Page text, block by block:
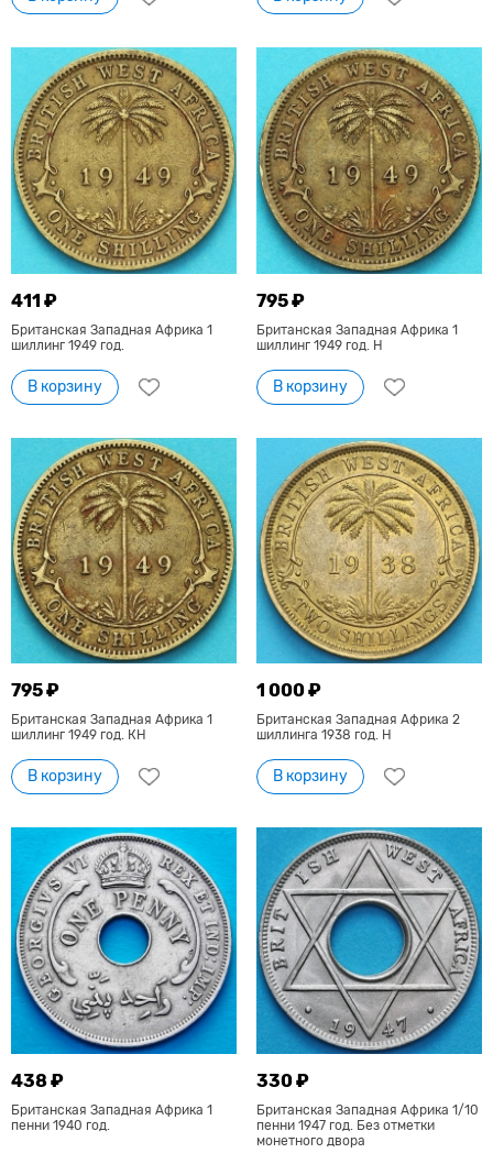
411 ₽
Британская Западная Африка 1
шиллинг 1949 год.
В корзину
795 ₽
Британская Западная Африка 1
шиллинг 1949 год. Н
В корзину
795 ₽
Британская Западная Африка 1
шиллинг 1949 год. КН
В корзину
1 000 ₽
Британская Западная Африка 2
шиллинга 1938 год. Н
В корзину
438 ₽
Британская Западная Африка 1
пенни 1940 год.
330 ₽
Британская Западная Африка 1/10
пенни 1947 год. Без отметки
монетного двора